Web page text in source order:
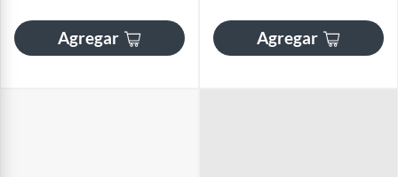
Agregar Agregar